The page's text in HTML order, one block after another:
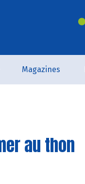
Magazines
au thon